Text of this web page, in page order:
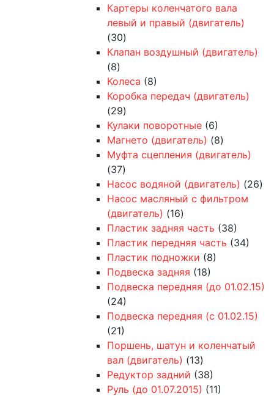
Картеры коленчатого вала
левый и правый (двигатель)
(30)
Клапан воздушный (двигатель)
(8)
Колеса (8)
Коробка передач (двигатель)
(29)
Кулаки поворотные (6)
Магнето (двигатель) (8)
Муфта сцепления (двигатель)
(37)
Насос водяной (двигатель) (26)
Насос масляный с фильтром
(двигатель) (16)
Пластик задняя часть (38)
Пластик передняя часть (34)
Пластик подножки (8)
Подвеска задняя (18)
Подвеска передняя (до 01.02.15)
(24)
Подвеска передняя (с 01.02.15)
(21)
Поршень, шатун и коленчатый
вал (двигатель) (13)
Редуктор задний (38)
Руль (до 01.07.2015) (11)